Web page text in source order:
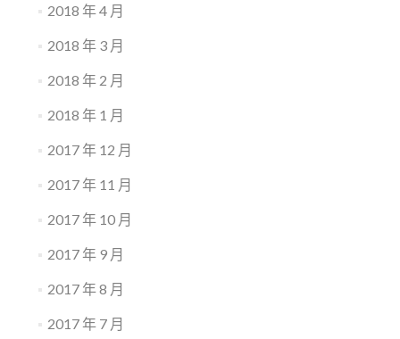
2018 年 4 月
2018 年 3 月
2018 年 2 月
2018 年 1 月
2017 年 12 月
2017 年 11 月
2017 年 10 月
2017 年 9 月
2017 年 8 月
2017 年 7 月